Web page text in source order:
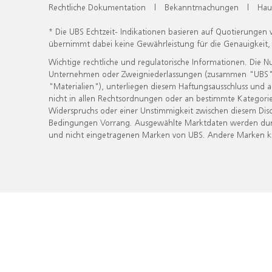
Rechtliche Dokumentation | Bekanntmachungen |
* Die UBS Echtzeit- Indikationen basieren auf
übernimmt dabei keine Gewährleistung für die
Wichtige rechtliche und regulatorische Informationen. Die
Unternehmen oder Zweigniederlassungen (zusammen
"Materialien"), unterliegen diesem Haftungsausschluss
nicht in allen Rechtsordnungen oder an bestimmte
Widerspruchs oder einer Unstimmigkeit zwischen diesem
Bedingungen Vorrang. Ausgewählte Marktdaten werden
und nicht eingetragenen Marken von UBS. Andere Marken